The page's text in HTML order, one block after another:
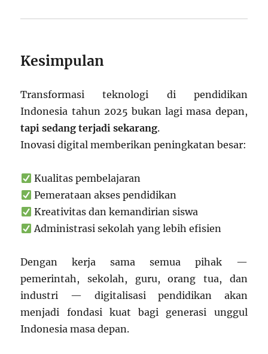
Kesimpulan
Transformasi teknologi di pendidikan
Indonesia tahun 2025 bukan lagi masa depan,
tapi sedang terjadi sekarang.
Inovasi digital memberikan peningkatan besar:
Kualitas pembelajaran
Pemerataan akses pendidikan
Kreativitas dan kemandirian siswa
Administrasi sekolah yang lebih efisien
Dengan kerja sama semua pihak —
pemerintah, sekolah, guru, orang tua, dan
industri — digitalisasi pendidikan akan
menjadi fondasi kuat bagi generasi unggul
Indonesia masa depan.